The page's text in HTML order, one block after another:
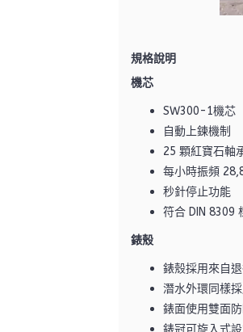
規格說明
機芯
SW300-1機芯
自動上鍊機制
25 顆紅寶石軸
每小時振頻
秒針停止功能
符合 DIN 8309
錶殼
錶殼採用來自
潛水外環同樣
錶面使用雙面